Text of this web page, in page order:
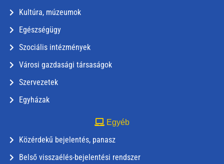
Kultúra, múzeumok
Egészségügy
Szociális intézmények
Városi gazdasági társaságok
Szervezetek
Egyházak
Egyéb
Közérdekű bejelentés, panasz
Belső visszaélés-bejelentési rendszer